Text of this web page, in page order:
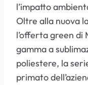
l’impatto
Oltre alla nuova
l’offerta green di
gamma a
poliestere, la
primato